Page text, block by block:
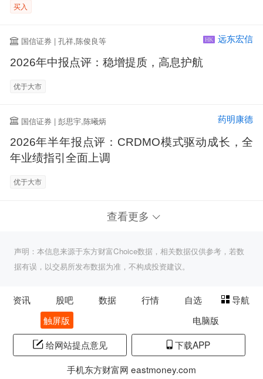
买入
国信证券 | 孔祥,陈俊良等 HK 远东宏信
2026年中报点评：稳增提质，高息护航
优于大市
国信证券 | 彭思宇,陈曦炳 药明康德
2026年半年报点评：CRDMO模式驱动成长，全
年业绩指引全面上调
优于大市
查看更多
声明：本信息来源于东方财富Choice数据，相关数据仅供参考，若数
据有误，以交易所发布数据为准，不构成投资建议。
资讯 股吧 数据 行情 自选
导航
触屏版
电脑版
给网站提点意见
下载APP
手机东方财富网 eastmoney.com